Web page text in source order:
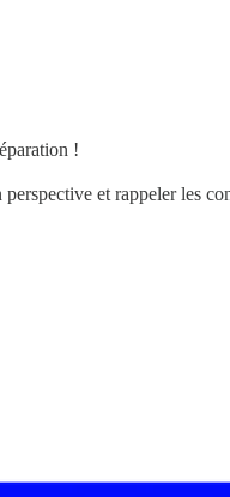
!
et rappeler les